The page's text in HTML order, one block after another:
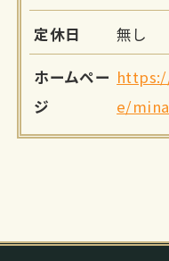
定休日 無し
ホームペー
ジ
e/